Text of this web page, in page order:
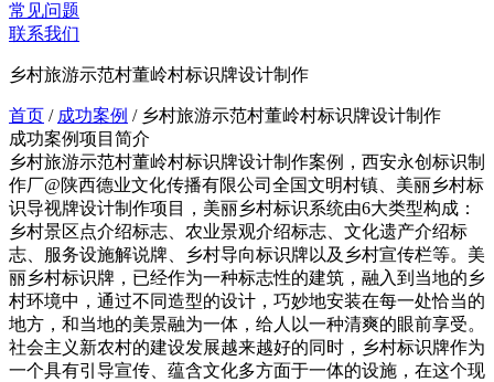
常见问题
联系我们
乡村旅游示范村董岭村标识牌设计制作
首页 / 成功案例 /乡村旅游示范村董岭村标识牌设计制作
成功案例项目简介
乡村旅游示范村董岭村标识牌设计制作案例，西安永创标识制
作厂@陕西德业文化传播有限公司全国文明村镇、美丽乡村标
识导视牌设计制作项目，美丽乡村标识系统由6大类型构成：
乡村景区点介绍标志、农业景观介绍标志、文化遗产介绍标
志、服务设施解说牌、乡村导向标识牌以及乡村宣传栏等。美
丽乡村标识牌，已经作为一种标志性的建筑，融入到当地的乡
村环境中，通过不同造型的设计，巧妙地安装在每一处恰当的
地方，和当地的美景融为一体，给人以一种清爽的眼前享受。
社会主义新农村的建设发展越来越好的同时，乡村标识牌作为
一个具有引导宣传、蕴含文化多方面于一体的设施，在这个现